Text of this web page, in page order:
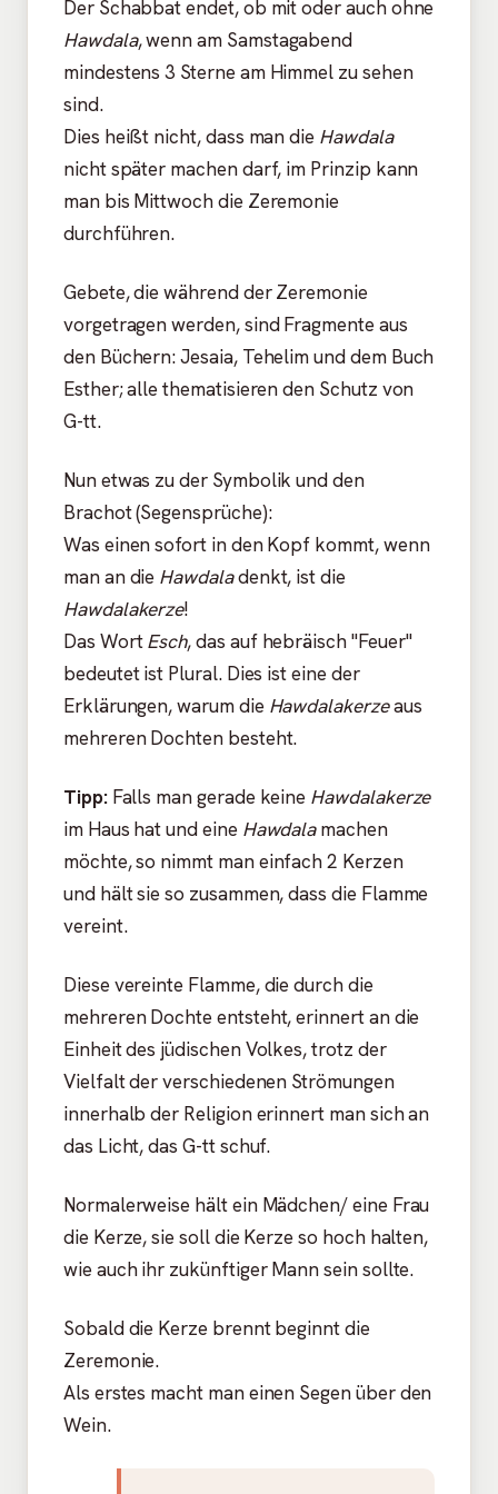
Der Schabbat endet, ob mit oder auch ohne
Hawdala, wenn am Samstagabend
mindestens 3 Sterne am Himmel zu sehen
sind.
Dies heißt nicht, dass man die Hawdala
nicht später machen darf, im Prinzip kann
man bis Mittwoch die Zeremonie
durchführen.
Gebete, die während der Zeremonie
vorgetragen werden, sind Fragmente aus
den Büchern: Jesaia, Tehelim und dem Buch
Esther; alle thematisieren den Schutz von
G-tt.
Nun etwas zu der Symbolik und den
Brachot (Segensprüche):
Was einen sofort in den Kopf kommt, wenn
man an die Hawdaladenkt, ist die
Hawdalakerze!
Das WortEsch, das auf hebräisch "Feuer"
bedeutet ist Plural. Dies ist eine der
Erklärungen, warum die Hawdalakerzeaus
mehreren Dochten besteht.
Tipp:Falls man gerade keine Hawdalakerze
im Haus hat und eine Hawdalamachen
möchte, so nimmt man einfach 2 Kerzen
und hält sie so zusammen, dass die Flamme
vereint.
Diese vereinte Flamme, die durch die
mehreren Dochte entsteht, erinnert an die
Einheit des jüdischen Volkes, trotz der
Vielfalt der verschiedenen Strömungen
innerhalb der Religion erinnert man sich an
das Licht, das G-tt schuf.
Normalerweise hält ein Mädchen/ eine Frau
die Kerze, sie soll die Kerze so hoch halten,
wie auch ihr zukünftiger Mann sein sollte.
Sobald die Kerze brennt beginnt die
Zeremonie.
Als erstes macht man einen Segen über den
Wein.